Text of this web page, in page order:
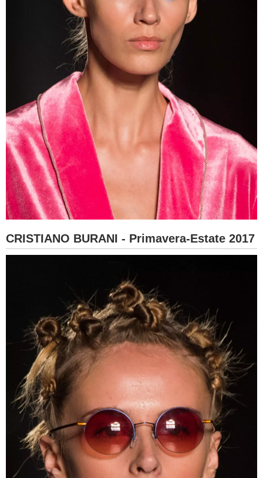
CRISTIANO BURANI - Primavera-Estate 2017